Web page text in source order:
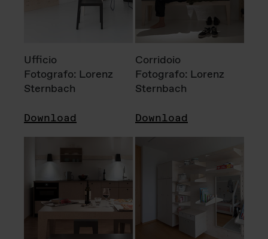
Ufficio
Fotografo: Lorenz
Sternbach
Download
Corridoio
Fotografo: Lorenz
Sternbach
Download